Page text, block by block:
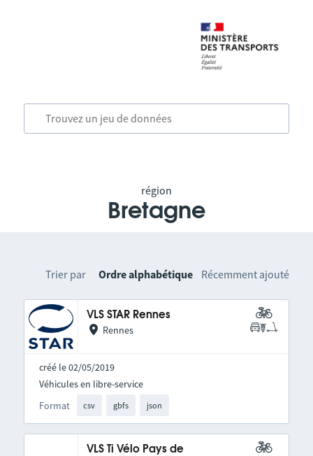
région
Bretagne
Trier par Ordre alphabétique Récemment ajouté
VLS STAR Rennes
Rennes
créé le 02/05/2019
Format csv gbfs json
Véhicules en libre-service
VLS Ti Vélo Pays de